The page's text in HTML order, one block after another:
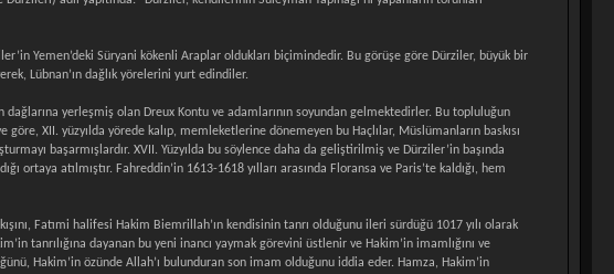
Yemen’deki Süryani kökenli Araplar oldukları biçimindedir. Bu görüşe göre Dürziler, büyük bir
Lübnan’ın dağlık yörelerini yurt edindiler.
dağlarına yerleşmiş olan Dreux Kontu ve adamlarının soyundan gelmektedirler. Bu topluluğun
XII. yüzyılda yörede kalıp, memleketlerine dönemeyen bu Haçlılar, Müslümanların baskısı
başarmışlardır. XVII. Yüzyılda bu söylence daha da geliştirilmiş ve Dürziler’in başında
ortaya atılmıştır. Fahreddin’in 1613-1618 yılları arasında Floransa ve Paris’te kaldığı, hem
Fatımi halifesi Hakim Biemrillah’ın kendisinin tanrı olduğunu ileri sürdüğü 1017 yılı olarak
tanrılığına dayanan bu yeni inancı yaymak görevini üstlenir ve Hakim’in imamlığını ve
Hakim’in özünde Allah’ı bulunduran son imam olduğunu iddia eder. Hamza, Hakim’in